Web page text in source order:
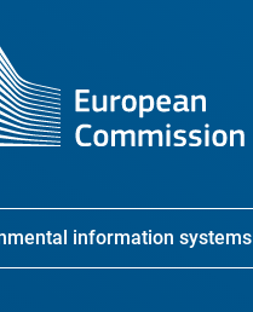
information systems